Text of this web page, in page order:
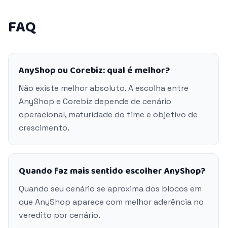
FAQ
AnyShop ou Corebiz: qual é melhor?
Não existe melhor absoluto. A escolha entre
AnyShop e Corebiz depende de cenário
operacional, maturidade do time e objetivo de
crescimento.
Quando faz mais sentido escolher AnyShop?
Quando seu cenário se aproxima dos blocos em
que AnyShop aparece com melhor aderência no
veredito por cenário.